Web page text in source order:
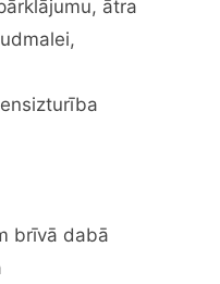
ātra
brīvā dabā